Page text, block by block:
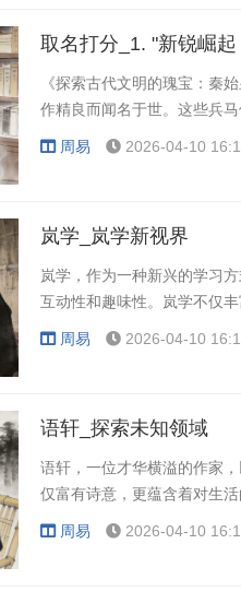
《探索古代文明的瑰宝：秦
作精良而闻名于世。这些兵
周易 2026-04-10
岚学_岚学新视界
岚学，作为一种新兴的学习
互动性和趣味性。岚学不仅
周易 2026-04-10
语轩_探索未知领域
语轩，一位才华横溢的作家
仅富有诗意，更蕴含着对生
周易 2026-04-10